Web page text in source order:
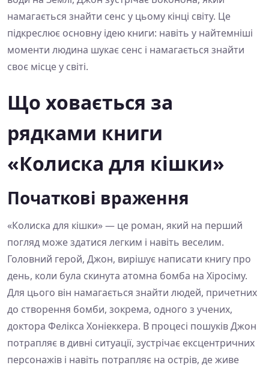
намагається знайти сенс у цьому кінці світу. Це
підкреслює основну ідею книги: навіть у найтемніші
моменти людина шукає сенс і намагається знайти
своє місце у світі.
Що ховається за
рядками книги
«Колиска для кішки»
Початкові враження
«Колиска для кішки» — це роман, який на перший
погляд може здатися легким і навіть веселим.
Головний герой, Джон, вирішує написати книгу про
день, коли була скинута атомна бомба на Хіросіму.
Для цього він намагається знайти людей, причетних
до створення бомби, зокрема, одного з учених,
доктора Фелікса Хоніеккера. В процесі пошуків Джон
потрапляє в дивні ситуації, зустрічає ексцентричних
персонажів і навіть потрапляє на острів, де живе